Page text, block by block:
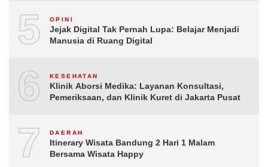
5 OPINI
Jejak Digital Tak Pernah Lupa: Belajar Menjadi
Manusia di Ruang Digital
6 KESEHATAN
Klinik Aborsi Medika: Layanan Konsultasi,
Pemeriksaan, dan Klinik Kuret di Jakarta Pusat
7 DAERAH
Itinerary Wisata Bandung 2 Hari 1 Malam
Bersama Wisata Happy